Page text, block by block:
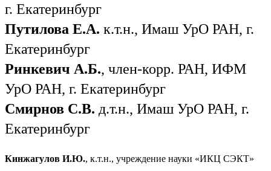
г. Екатеринбург
Путилова Е.А. к.т.н., Имаш УрО РАН, г.
Екатеринбург
Ринкевич А.Б., член-корр. РАН, ИФМ
УрО РАН, г. Екатеринбург
Смирнов С.В. д.т.н., Имаш УрО РАН, г.
Екатеринбург
Кинжагулов И.Ю., к.т.н., учреждение науки «ИКЦ СЭКТ»